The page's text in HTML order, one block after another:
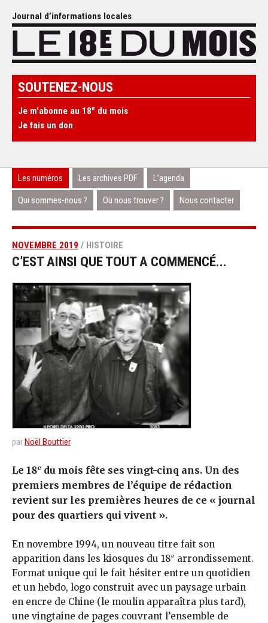
Journal d’informations locales
SOUTENEZ-NOUS
Je m’abonne au 18e du mois
Je fais un don
Les numéros Les archives PDF L’agenda
Qui sommes-nous ? Où nous trouver ? Nous contacter
NOVEMBRE 2019 / HISTOIRE
C’EST AINSI QUE TOUT A COMMENCÉ...
parNoël Bouttier
Le 18e du mois fête ses vingt-cinq ans. Un des
premiers membres de l’équipe de rédaction
revient sur les premières heures de ce « journal
pour des quartiers qui vivent ».
En novembre 1994, un nouveau titre fait son
apparition dans les kiosques du 18e arrondissement.
Format unique qui le fait hésiter entre un quotidien
et un hebdo, logo construit avec un paysage urbain
en encre de Chine (le moulin apparaîtra plus tard),
une vingtaine de pages couvrant l’ensemble de